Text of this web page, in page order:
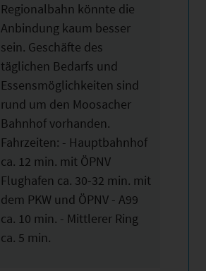
Regionalbahn könnte die
Anbindung kaum besser
sein. Geschäfte des
täglichen Bedarfs und
Essensmöglichkeiten sind
rund um den Moosacher
Bahnhof vorhanden.
Fahrzeiten: - Hauptbahnhof
ca. 12 min. mit ÖPNV
Flughafen ca. 30-32 min. mit
dem PKW und ÖPNV - A99
ca. 10 min. - Mittlerer Ring
ca. 5 min.